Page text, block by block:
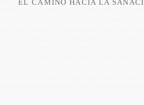
EL CAMINO HACIA LA